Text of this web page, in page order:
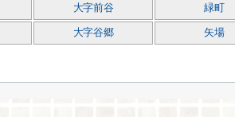
大字前谷 緑町
大字谷郷 矢場